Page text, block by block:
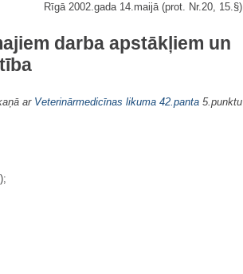
Rīgā 2002.gada 14.maijā (prot. Nr.20, 15.§)
darba apstākļiem un
ar Veterinārmedicīnas likuma 42.panta 5.punktu